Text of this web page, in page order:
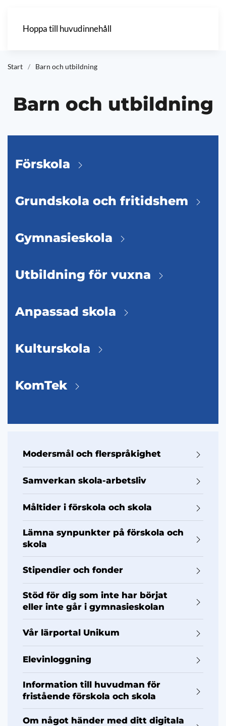
Hoppa till huvudinnehåll
Start Barn och utbildning
Barn och utbildning
Förskola
Grundskola och fritidshem
Gymnasieskola
Utbildning för vuxna
Anpassad skola
Kulturskola
KomTek
Modersmål och flerspråkighet
Samverkan skola-arbetsliv
Måltider i förskola och skola
Lämna synpunkter på förskola och
skola
Stipendier och fonder
Stöd för dig som inte har börjat
eller inte går i gymnasieskolan
Vår lärportal Unikum
Elevinloggning
Information till huvudman för
fristående förskola och skola
Om något händer med ditt digitala